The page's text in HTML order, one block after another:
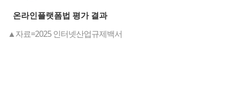
온라인플랫폼법 평가 결과
▲자료=2025 인터넷산업규제백서